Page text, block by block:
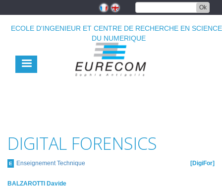
principal
Ok
ECOLE D'INGENIEUR ET CENTRE DE RECHERCHE EN
DU NUMERIQUE
DIGITAL FORENSICS
E Enseignement Technique DigiFor
BALZAROTTI Davide